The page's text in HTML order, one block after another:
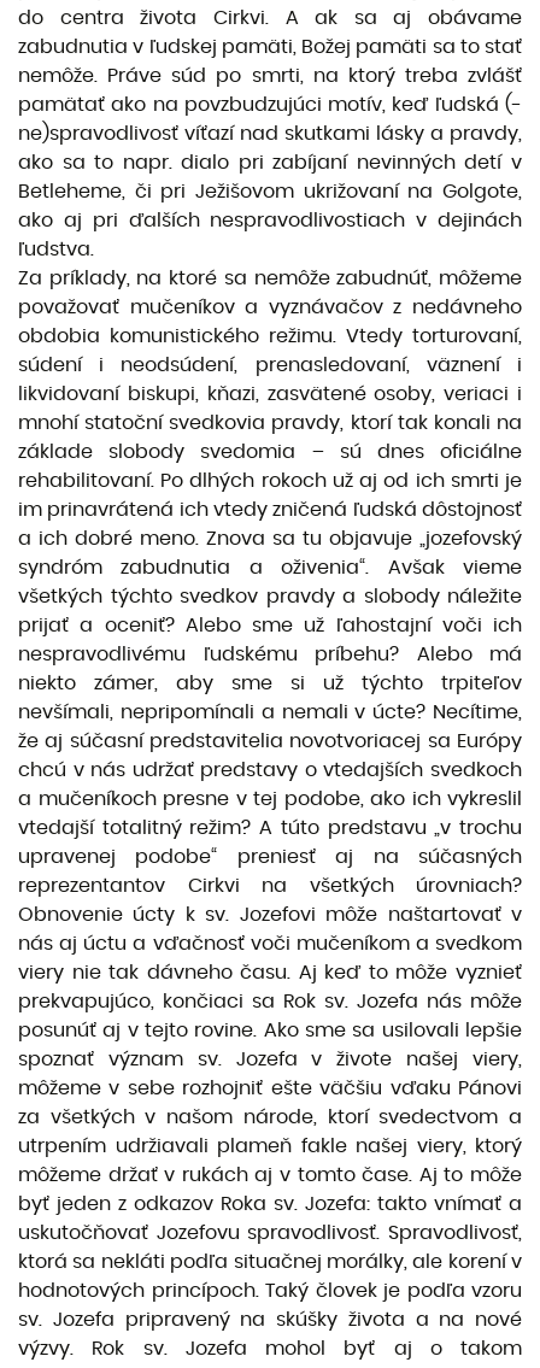
do centra života Cirkvi. A ak sa aj obávame
zabudnutia v ľudskej pamäti, Božej pamäti sa to stať
nemôže. Práve súd po smrti, na ktorý treba zvlášť
pamätať ako na povzbudzujúci motív, keď ľudská (-
ne)spravodlivosť víťazí nad skutkami lásky a pravdy,
ako sa to napr. dialo pri zabíjaní nevinných detí v
Betleheme, či pri Ježišovom ukrižovaní na Golgote,
ako aj pri ďalších nespravodlivostiach v dejinách
ľudstva.
Za príklady, na ktoré sa nemôže zabudnúť, môžeme
považovať mučeníkov a vyznávačov z nedávneho
obdobia komunistického režimu. Vtedy torturovaní,
súdení i neodsúdení, prenasledovaní, väznení i
likvidovaní biskupi, kňazi, zasvätené osoby, veriaci i
mnohí statoční svedkovia pravdy, ktorí tak konali na
základe slobody svedomia – sú dnes oficiálne
rehabilitovaní. Po dlhých rokoch už aj od ich smrti je
im prinavrátená ich vtedy zničená ľudská dôstojnosť
a ich dobré meno. Znova sa tu objavuje „jozefovský
syndróm zabudnutia a oživenia“. Avšak vieme
všetkých týchto svedkov pravdy a slobody náležite
prijať a oceniť? Alebo sme už ľahostajní voči ich
nespravodlivému ľudskému príbehu? Alebo má
niekto zámer, aby sme si už týchto trpiteľov
nevšímali, nepripomínali a nemali v úcte? Necítime,
že aj súčasní predstavitelia novotvoriacej sa Európy
chcú v nás udržať predstavy o vtedajších svedkoch
a mučeníkoch presne v tej podobe, ako ich vykreslil
vtedajší totalitný režim? A túto predstavu „v trochu
upravenej podobe“ preniesť aj na súčasných
reprezentantov Cirkvi na všetkých úrovniach?
Obnovenie úcty k sv. Jozefovi môže naštartovať v
nás aj úctu a vďačnosť voči mučeníkom a svedkom
viery nie tak dávneho času. Aj keď to môže vyznieť
prekvapujúco, končiaci sa Rok sv. Jozefa nás môže
posunúť aj v tejto rovine. Ako sme sa usilovali lepšie
spoznať význam sv. Jozefa v živote našej viery,
môžeme v sebe rozhojniť ešte väčšiu vďaku Pánovi
za všetkých v našom národe, ktorí svedectvom a
utrpením udržiavali plameň fakle našej viery, ktorý
môžeme držať v rukách aj v tomto čase. Aj to môže
byť jeden z odkazov Roka sv. Jozefa: takto vnímať a
uskutočňovať Jozefovu spravodlivosť. Spravodlivosť,
ktorá sa nekláti podľa situačnej morálky, ale korení v
hodnotových princípoch. Taký človek je podľa vzoru
sv. Jozefa pripravený na skúšky života a na nové
výzvy. Rok sv. Jozefa mohol byť aj o takom